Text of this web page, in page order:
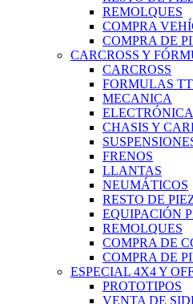
REMOLQUES
COMPRA
COMPRA DE
CARCROSS Y
CARCROSS
FORMULAS
MECANICA
ELECTRÓNICA
CHASIS Y
FRENOS
LLANTAS
NEUMÁTICOS
RESTO DE
EQUIPACIÓN
REMOLQUES
COMPRA DE
COMPRA DE
ESPECIAL 4X4 Y
PROTOTIPOS
VENTA DE